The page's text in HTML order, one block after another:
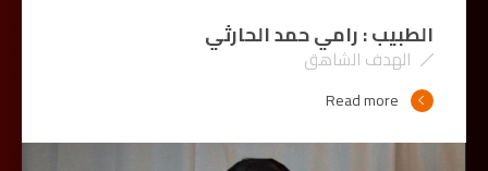
الطبيب : رامي حمد الحارثي
الهدف الشاهق
Read more